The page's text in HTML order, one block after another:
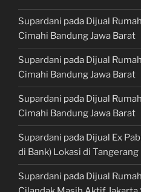
Supardani pada Dijual
Cimahi Bandung Jawa Barat
Supardani pada Dijual
Cimahi Bandung Jawa Barat
Supardani pada Dijual
Cimahi Bandung Jawa Barat
Supardani pada Dijual Ex
di Bank) Lokasi di Tangerang
Supardani pada Dijual